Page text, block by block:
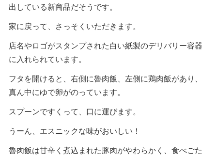
出している新商品だそうです。
家に戻って、さっそくいただきます。
店名やロゴがスタンプされた白い紙製のデリバリー容器
に入れられています。
フタを開けると、右側に魯肉飯、左側に鶏肉飯があり、
真ん中にゆで卵がのっています。
スプーンですくって、口に運びます。
うーん、エスニックな味がおいしい！
魯肉飯は甘辛く煮込まれた豚肉がやわらかく、食べごた